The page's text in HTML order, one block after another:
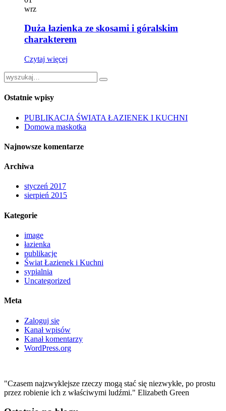
wrz
Duża łazienka ze skosami i góralskim
charakterem
Czytaj więcej
Ostatnie wpisy
PUBLIKACJA ŚWIATA ŁAZIENEK I KUCHNI
Domowa maskotka
Najnowsze komentarze
Archiwa
styczeń 2017
sierpień 2015
Kategorie
image
łazienka
publikacje
Świat Łazienek i Kuchni
sypialnia
Uncategorized
Meta
Zaloguj się
Kanał wpisów
Kanał komentarzy
WordPress.org
"Czasem najzwyklejsze rzeczy mogą stać się niezwykłe, po prostu
przez robienie ich z właściwymi ludźmi." Elizabeth Green